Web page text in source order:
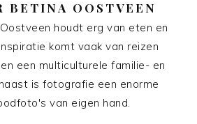
BETINA OOSTVEEN
houdt erg van eten en
komt vaak van reizen
een multiculturele familie- en
is fotografie een enorme
van eigen hand.